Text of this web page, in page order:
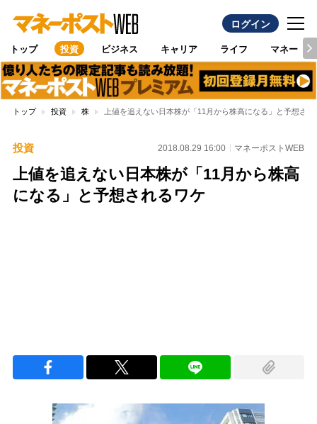
ログイン
トップ 投資 ビジネス キャリア ライフ マネー
トップ 投資 株 上値を追えない日本株が「11月から株高になる」と予想され
投資 2018.08.29 16:00 マネーポストWEB
上値を追えない日本株が「11月から株高
になる」と予想されるワケ